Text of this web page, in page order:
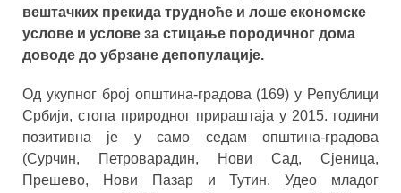
вештачких прекида трудноће и лоше економске
услове и услове за стицање породичног дома
доводе до убрзане депопулације.
Од укупног број општина-градова (169) у Републици
Србији, стопа природног прираштаја у 2015. години
позитивна је у само седам општина-градова
(Сурчин, Петроварадин, Нови Сад, Сјеница,
Прешево, Нови Пазар и Тутин. Удео младог